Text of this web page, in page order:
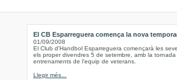
El CB Esparreguera comença la nova
01/09/2008
El Club d'Handbol Esparreguera començarà les
els proper divendres 5 de setembre, amb la tornada
entrenaments de l'equip de veterans.
Llegir més...